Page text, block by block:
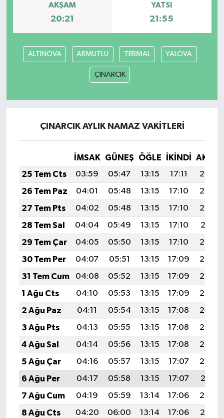
AKŞAM
20:21
YATSI
21:55
ALTINOVA ARMUTLU TERMAL YALOVA
ÇINARCIK
ÇINARCIK AYLIK NAMAZ VAKITLERI
İMSAK GÜNEŞ ÖĞLE İKINDI
25 Tem Cts
03:59 05:47 13:15 17:11
20:34
26 Tem Paz
04:01 05:48 13:15 17:10
20:33
27 Tem Pts
04:02 05:48 13:15 17:10
20:32
28 Tem Sal
04:04 05:49 13:15 17:10
20:31
29 Tem Çar
04:05 05:50 13:15 17:10
20:30
30 Tem Per
04:07 05:51 13:15 17:09
20:29
31 Tem Cum
04:08 05:52 13:15 17:09
20:28
1 Ağu Cts
04:10 05:53 13:15 17:09
20:27
2 Ağu Paz
04:11 05:54 13:15 17:08
20:26
3 Ağu Pts
04:13 05:55 13:15 17:08
20:25
4 Ağu Sal
04:14 05:56 13:15 17:08
20:23
5 Ağu Çar
04:16 05:57 13:15 17:07
20:22
6 Ağu Per
04:17 05:58 13:15 17:07
20:21
7 Ağu Cum
04:19 05:59 13:14 17:06
20:20
8 Ağu Cts
04:20 06:00 13:14 17:06
20:19